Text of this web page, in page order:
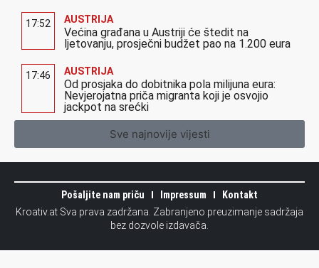
17:52 AUSTRIJA
Većina građana u Austriji će štedit na
ljetovanju, prosječni budžet pao na 1.200 eura
17:46 AUSTRIJA
Od prosjaka do dobitnika pola milijuna eura:
Nevjerojatna priča migranta koji je osvojio
jackpot na srećki
Sve najnovije vijesti
Pošaljite nam priču Impressum
Kontakt
Kroativ.at Sva prava zadržana. Zabranjeno preuzimanje sadržaja
bez dozvole izdavača.